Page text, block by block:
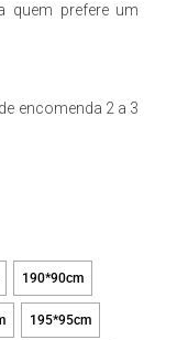
quem prefere um
encomenda 2 a 3
190*90cm
195*95cm